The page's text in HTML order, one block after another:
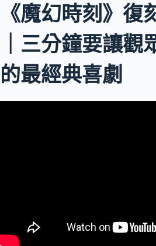
《魔幻時刻》復
｜三分鐘要讓觀
的最經典喜劇